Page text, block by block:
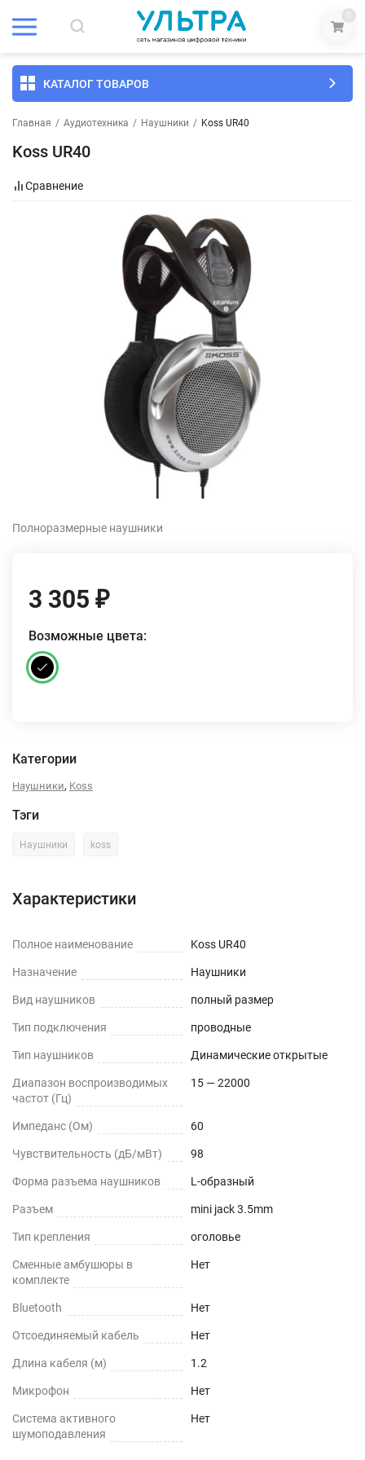
0
КАТАЛОГ ТОВАРОВ
Главная / Аудиотехника / Наушники / Koss UR40
Koss UR40
Сравнение
Полноразмерные наушники
3 305 ₽
Возможные цвета:
Категории
Наушники, Koss
Тэги
Наушники koss
Характеристики
Полное наименование Koss UR40
Назначение Наушники
Вид наушников полный размер
Тип подключения проводные
Тип наушников Динамические открытые
Диапазон воспроизводимых
частот (Гц)
15 — 22000
Импеданс (Ом) 60
Чувствительность (дБ/мВт) 98
Форма разъема наушников L-образный
Разъем mini jack 3.5mm
Тип крепления оголовье
Сменные амбушюры в
комплекте
Нет
Bluetooth Нет
Отсоединяемый кабель Нет
Длина кабеля (м) 1.2
Микрофон Нет
Cистема активного
шумоподавления
Нет